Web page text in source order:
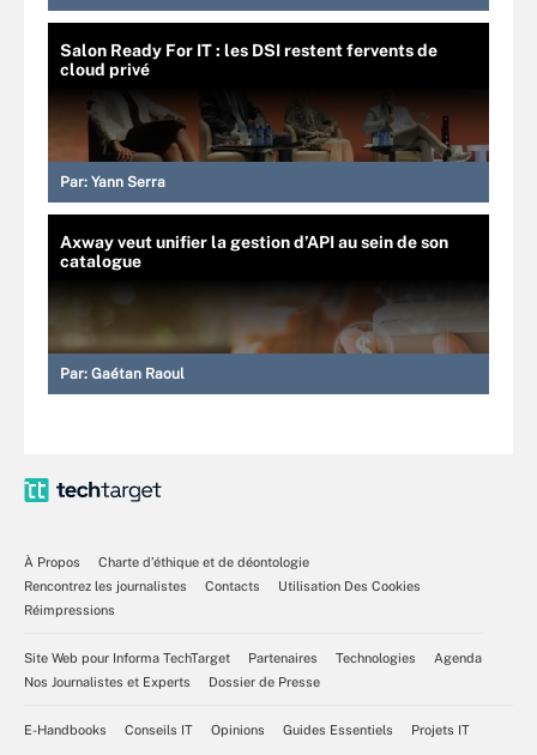
Salon Ready For IT : les DSI restent fervents de
cloud privé
Par: Yann Serra
Axway veut unifier la gestion d’API au sein de son
catalogue
Par: Gaétan Raoul
À Propos
Charte d’éthique et de déontologie
Rencontrez les journalistes
Contacts
Utilisation Des Cookies
Réimpressions
Site Web pour Informa TechTarget Partenaires Technologies
Agenda
Nos Journalistes et Experts
Dossier de Presse
E-Handbooks Conseils IT Opinions Guides Essentiels Projets IT